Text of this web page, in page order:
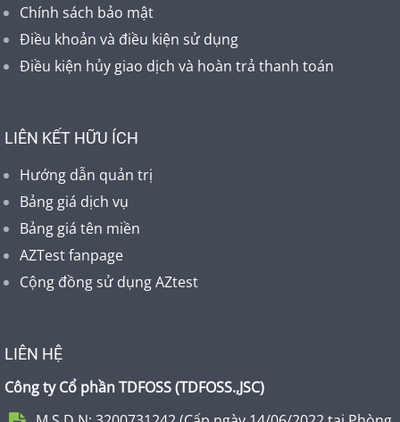
Chính sách bảo mật
Điều khoản và điều kiện sử dụng
Điều kiện hủy giao dịch và hoàn trả thanh toán
LIÊN KẾT HỮU ÍCH
Hướng dẫn quản trị
Bảng giá dịch vụ
Bảng giá tên miền
AZTest fanpage
Cộng đồng sử dụng AZtest
LIÊN HỆ
Công ty Cổ phần TDFOSS (TDFOSS.,JSC)